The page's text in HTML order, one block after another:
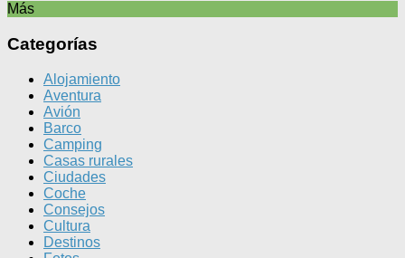
Más
Categorías
Alojamiento
Aventura
Avión
Barco
Camping
Casas rurales
Ciudades
Coche
Consejos
Cultura
Destinos